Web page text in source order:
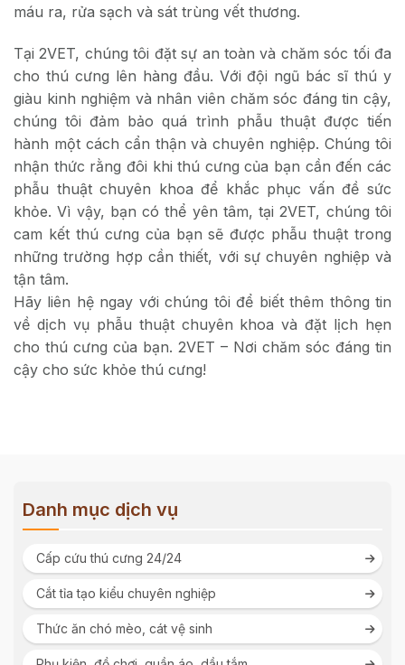
máu ra, rửa sạch và sát trùng vết thương.
Tại 2VET, chúng tôi đặt sự an toàn và chăm sóc tối đa
cho thú cưng lên hàng đầu. Với đội ngũ bác sĩ thú y
giàu kinh nghiệm và nhân viên chăm sóc đáng tin cậy,
chúng tôi đảm bảo quá trình phẫu thuật được tiến
hành một cách cẩn thận và chuyên nghiệp. Chúng tôi
nhận thức rằng đôi khi thú cưng của bạn cần đến các
phẫu thuật chuyên khoa để khắc phục vấn đề sức
khỏe. Vì vậy, bạn có thể yên tâm, tại 2VET, chúng tôi
cam kết thú cưng của bạn sẽ được phẫu thuật trong
những trường hợp cần thiết, với sự chuyên nghiệp và
tận tâm.
Hãy liên hệ ngay với chúng tôi để biết thêm thông tin
về dịch vụ phẫu thuật chuyên khoa và đặt lịch hẹn
cho thú cưng của bạn. 2VET – Nơi chăm sóc đáng tin
cậy cho sức khỏe thú cưng!
Danh mục dịch vụ
Cấp cứu thú cưng 24/24
Cắt tỉa tạo kiểu chuyên nghiệp
Thức ăn chó mèo, cát vệ sinh